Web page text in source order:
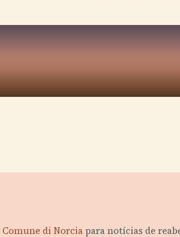
Comune di Norciapara notícias de